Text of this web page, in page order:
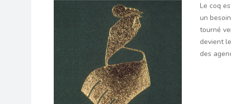
Le coq
un
tourné
devient
des